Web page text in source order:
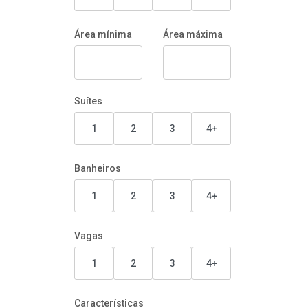
Área mínima Área máxima
Suítes
1 2 3 4+
Banheiros
1 2 3 4+
Vagas
1 2 3 4+
Características